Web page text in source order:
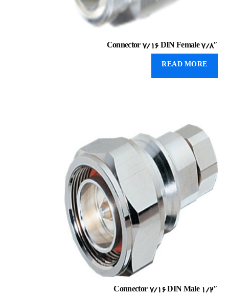
Connector 7/16 DIN Female 7/8″
READ MORE
Connector 7/16 DIN Male 1/2″